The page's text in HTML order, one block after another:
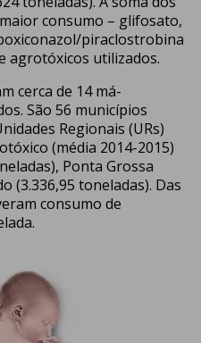
consumo – glifosato,
piraclostrobina
agrotóxicos utilizados.
cerca de 14 má-
São 56 municípios
Regionais (URs)
(média 2014-2015)
Ponta Grossa
(3.336,95 toneladas). Das
consumo de